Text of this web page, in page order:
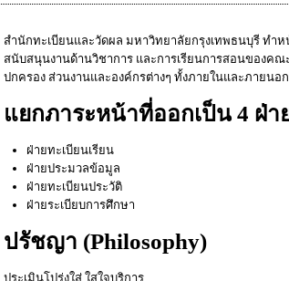
สำนักทะเบียนและวัดผล มหาวิทยาลัยกรุงเทพธนบุรี ทำ
สนับสนุนงานด้านวิชาการ และการเรียนการสอนของค
ปกครอง ส่วนงานและองค์กรต่างๆ ทั้งภายในและภายนอก
แยกภาระหน้าที่ออกเป็น 4 ฝ่า
ฝ่ายทะเบียนเรียน
ฝ่ายประมวลข้อมูล
ฝ่ายทะเบียนประวัติ
ฝ่ายระเบียบการศึกษา
ปรัชญา (Philosophy)
ประเมินโปร่งใส่ ใสใจบริการ